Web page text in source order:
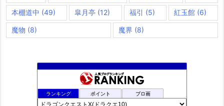
本棚道中 (49) 皐月亭 (12) 福引 (5) 紅玉館(6)
魔物 (8) 魔界 (8)
ランキング ポイント ブロ画
たこわさびサビ抜きで
1008位 デコとギュッとどわこ♪のドラクエ10冒険日記